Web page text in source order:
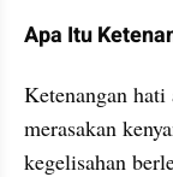
Apa Itu
Ketenangan hati
merasakan
kegelisahan